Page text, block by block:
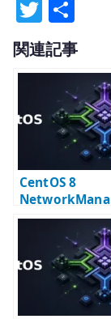
T
w
it
te
r
有
関連記事
CentOS 8
NetworkMana
ger nmcli –
device と
connection の
基本